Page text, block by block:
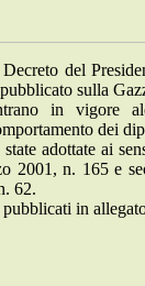
del
sulla
in vigore
dei
adottate ai
2001, n. 165 e
62.
in